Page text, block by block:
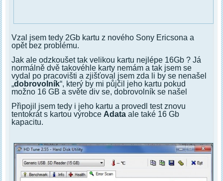
Vzal jsem tedy 2Gb kartu z nového Sony Ericsona a
opět bez problému.
Jak ale odzkoušet tak velikou kartu nejlépe 16Gb ? Já
normálně dvě takovéhle karty nemám a tak jsem se
vydal po pracovišti a zjišťoval jsem zda li by se nenašel
„dobrovolník“, který by mi půjčil jeho kartu pokud
možno 16 GB a světe div se, dobrovolník se našel
Připojil jsem tedy i jeho kartu a provedl test znovu
tentokrát s kartou výrobceAdata ale také 16 Gb
kapacitu.